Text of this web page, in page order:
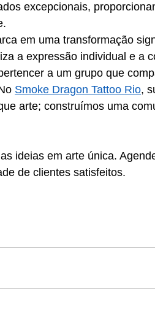
excepcionais,
em uma transformação
a expressão individual e a
a um grupo que
Smoke Dragon Tattoo Rio,
arte; construímos uma
ideias em arte única.
de clientes satisfeitos.